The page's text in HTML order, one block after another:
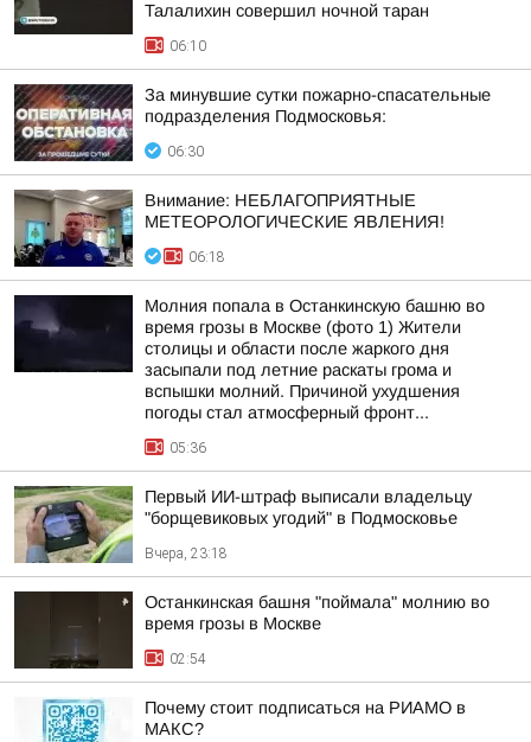
Талалихин совершил ночной таран
06:10
За минувшие сутки пожарно-спасательные
подразделения Подмосковья:
06:30
Внимание: НЕБЛАГОПРИЯТНЫЕ
МЕТЕОРОЛОГИЧЕСКИЕ ЯВЛЕНИЯ!
06:18
Молния попала в Останкинскую башню во
время грозы в Москве (фото 1) Жители
столицы и области после жаркого дня
засыпали под летние раскаты грома и
вспышки молний. Причиной ухудшения
погоды стал атмосферный фронт...
05:36
Первый ИИ-штраф выписали владельцу
"борщевиковых угодий" в Подмосковье
Вчера, 23:18
Останкинская башня "поймала" молнию во
время грозы в Москве
02:54
Почему стоит подписаться на РИАМО в
МАКС?